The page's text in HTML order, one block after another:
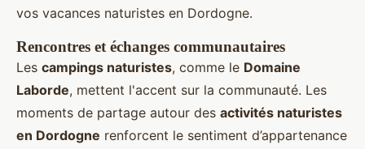
vos vacances naturistes en Dordogne.
Rencontres et échanges communautaires
Les campings naturistes, comme le Domaine
Laborde, mettent l'accent sur la communauté. Les
moments de partage autour des activités naturistes
en Dordogne renforcent le sentiment d’appartenance